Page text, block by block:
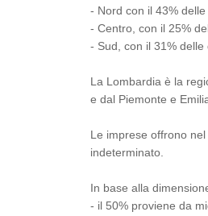
- Nord con il 43%
- Centro, con il 25%
- Sud, con il 31% delle
La Lombardia è la
e dal Piemonte e
Le imprese offrono
indeterminato.
In base alla
- il 50% proviene da